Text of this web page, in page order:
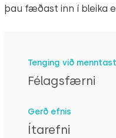
þau fæðast inn í bleika
Tenging við
Félagsfærni
Gerð efnis
Ítarefni